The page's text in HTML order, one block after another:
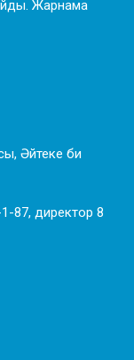
Жарнама
Әйтеке би
87, директор 8